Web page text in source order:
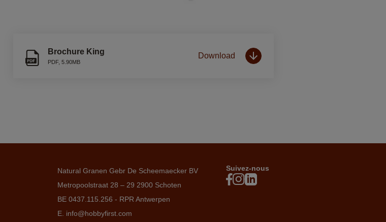
Brochure King
PDF, 5.90MB
Download
Natural Granen Gebr De Scheemaecker BV
Metropoolstraat 28 – 29 2900 Schoten
BE 0437.115.256 - RPR Antwerpen
E. info@hobbyfirst.com
Suivez-nous